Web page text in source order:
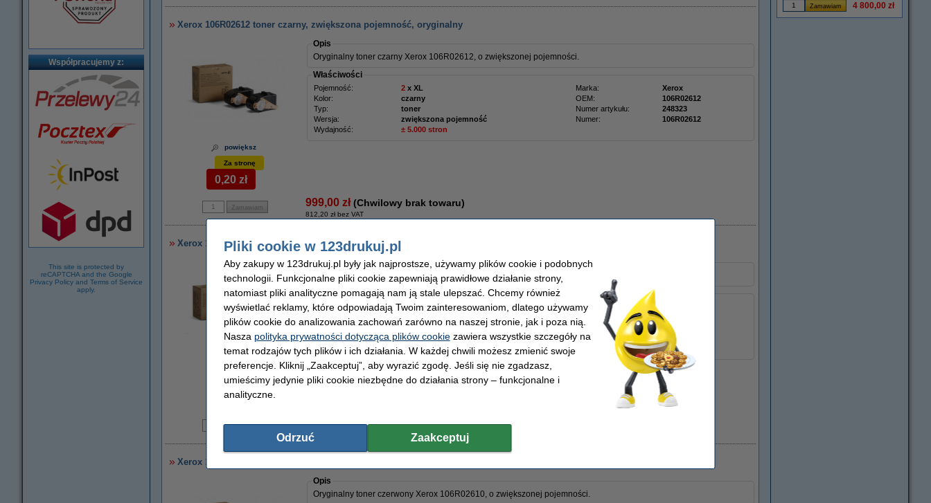
Współpracujemy z:
This site is protected by
reCAPTCHA and the Google
Privacy Policy and Terms of Service
apply.
Xerox 106R02612 toner czarny, zwiększona pojemność, oryginalny
powiększ
Opis
Oryginalny toner czarny Xerox 106R02612, o zwiększonej pojemności.
Właściwości
Pojemność: 2 x XL Marka:
Xerox
Kolor:
czarny OEM:
106R02612
Typ:
toner Numer artykułu:
248323
Wersja:
zwiększona pojemność Numer:
106R02612
Wydajność:
± 5.000 stron
Za stronę
0,20 zł
999,00 zł(Chwilowy brak towaru)
812,20 zł bez VAT
Xerox 106R02609 toner niebieski, zwiększona pojemność, oryginalny
powiększ
Opis
Oryginalny toner niebieski Xerox 106R02609 o zwiększonej pojemności.
Właściwości
Pojemność: 2 x XL Marka:
Kolor:
niebieski OEM:
106R02609
Typ:
toner Numer artykułu:
248326
Wersja:
zwiększona pojemność Numer:
106R02609
Wydajność:
± 4.500 stron
Za stronę
0,33 zł
1 218,70 zł bez VAT
Xerox 106R02610 toner czerwony, zwiększona pojemność, oryginalny
Opis
Oryginalny toner czerwony Xerox 106R02610, o zwiększonej pojemności.
4 800,00 zł
Pliki cookie w 123drukuj.pl
Aby zakupy w 123drukuj.pl były jak najprostsze, używamy plików cookie i podobnych
technologii. Funkcjonalne pliki cookie zapewniają prawidłowe działanie strony,
natomiast pliki analityczne pomagają nam ją stale ulepszać. Chcemy również
wyświetlać reklamy, które odpowiadają Twoim zainteresowaniom, dlatego używamy
plików cookie do analizowania zachowań zarówno na naszej stronie, jak i poza nią.
Nasza polityka prywatności dotycząca plików cookiezawiera wszystkie szczegóły na
temat rodzajów tych plików i ich działania. W każdej chwili możesz zmienić swoje
preferencje. Kliknij „Zaakceptuj”, aby wyrazić zgodę. Jeśli się nie zgadzasz,
umieścimy jedynie pliki cookie niezbędne do działania strony – funkcjonalne i
analityczne.
Odrzuć Zaakceptuj